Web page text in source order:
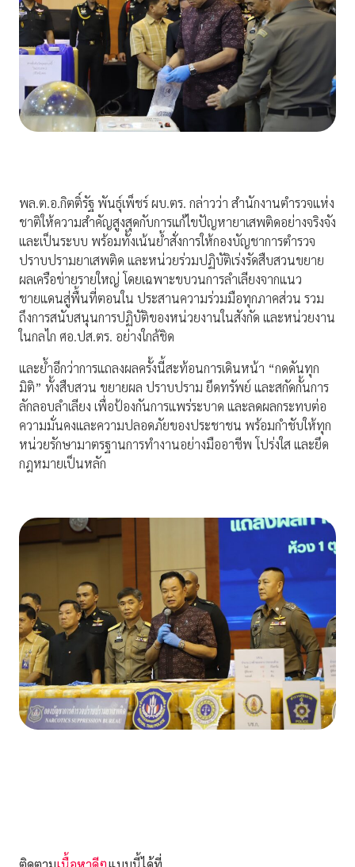
พล.ต.อ.กิตติ์รัฐ พันธุ์เพ็ชร์ ผบ.ตร. กล่าวว่า สำนักงานตำรวจแห่ง
ชาติให้ความสำคัญสูงสุดกับการแก้ไขปัญหายาเสพติดอย่างจริงจัง
และเป็นระบบ พร้อมทั้งเน้นย้ำสั่งการให้กองบัญชาการตำรวจ
ปราบปรามยาเสพติด และหน่วยร่วมปฏิบัติเร่งรัดสืบสวนขยาย
ผลเครือข่ายรายใหญ่ โดยเฉพาะขบวนการลำเลียงจากแนว
ชายแดนสู่พื้นที่ตอนใน ประสานความร่วมมือทุกภาคส่วน รวม
ถึงการสนับสนุนการปฏิบัติของหน่วยงานในสังกัด และหน่วยงาน
ในกลไก ศอ.ปส.ตร. อย่างใกล้ชิด
และย้ำอีกว่าการแถลงผลครั้งนี้สะท้อนการเดินหน้า “กดดันทุก
มิติ” ทั้งสืบสวน ขยายผล ปราบปราม ยึดทรัพย์ และสกัดกั้นการ
ลักลอบลำเลียง เพื่อป้องกันการแพร่ระบาด และลดผลกระทบต่อ
ความมั่นคงและความปลอดภัยของประชาชน พร้อมกำชับให้ทุก
หน่วยรักษามาตรฐานการทำงานอย่างมืออาชีพ โปร่งใส และยึด
กฎหมายเป็นหลัก